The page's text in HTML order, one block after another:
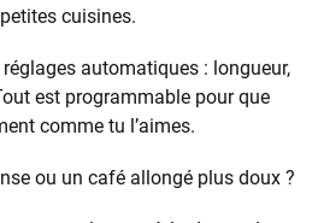
cuisines.
automatiques : longueur,
est programmable pour que
comme tu l’aimes.
ou un café allongé plus doux ?